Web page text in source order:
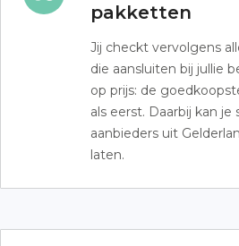
pakketten
Jij checkt vervolgens
die aansluiten bij jullie
op prijs: de
als eerst. Daarbij kan je
aanbieders uit
laten.